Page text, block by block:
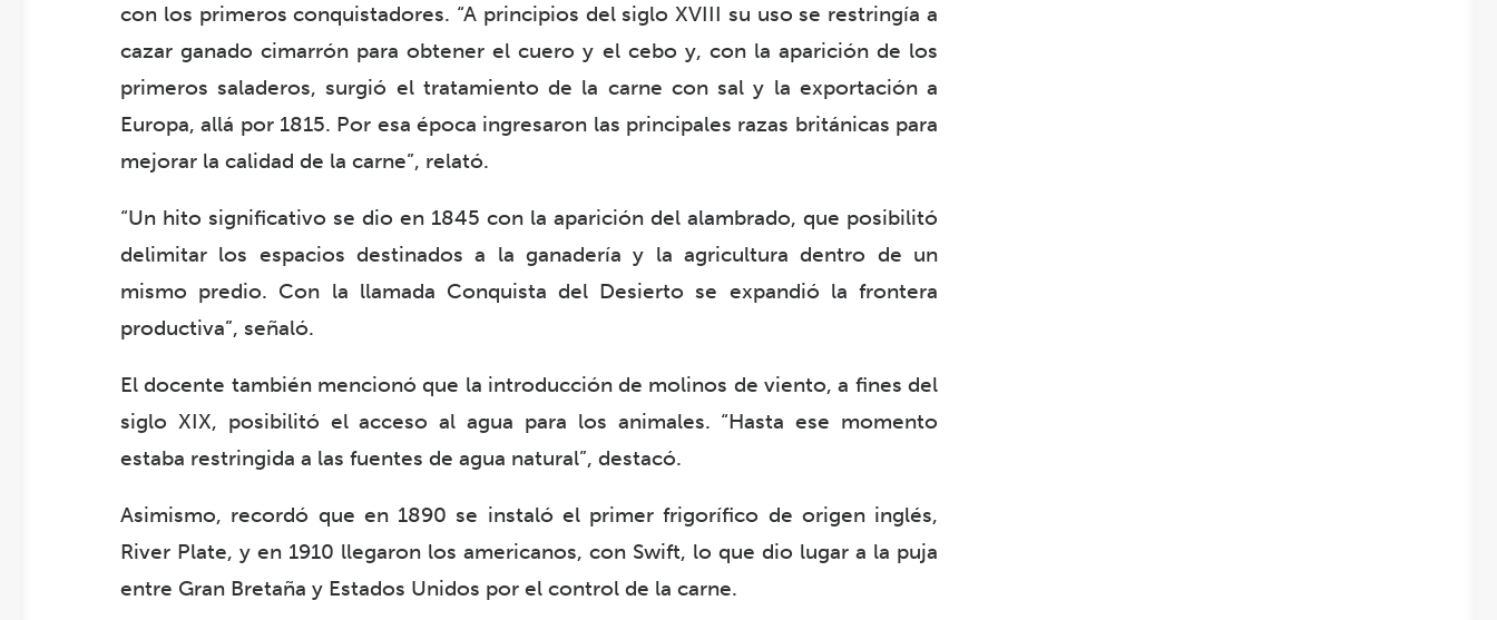
con los primeros conquistadores. “A principios del siglo XVIII su uso se restringía a
cazar ganado cimarrón para obtener el cuero y el cebo y, con la aparición de los
primeros saladeros, surgió el tratamiento de la carne con sal y la exportación a
Europa, allá por 1815. Por esa época ingresaron las principales razas británicas para
mejorar la calidad de la carne”, relató.
“Un hito significativo se dio en 1845 con la aparición del alambrado, que posibilitó
delimitar los espacios destinados a la ganadería y la agricultura dentro de un
mismo predio. Con la llamada Conquista del Desierto se expandió la frontera
productiva”, señaló.
El docente también mencionó que la introducción de molinos de viento, a fines del
siglo XIX, posibilitó el acceso al agua para los animales. “Hasta ese momento
estaba restringida a las fuentes de agua natural”, destacó.
Asimismo, recordó que en 1890 se instaló el primer frigorífico de origen inglés,
River Plate, y en 1910 llegaron los americanos, con Swift, lo que dio lugar a la puja
entre Gran Bretaña y Estados Unidos por el control de la carne.